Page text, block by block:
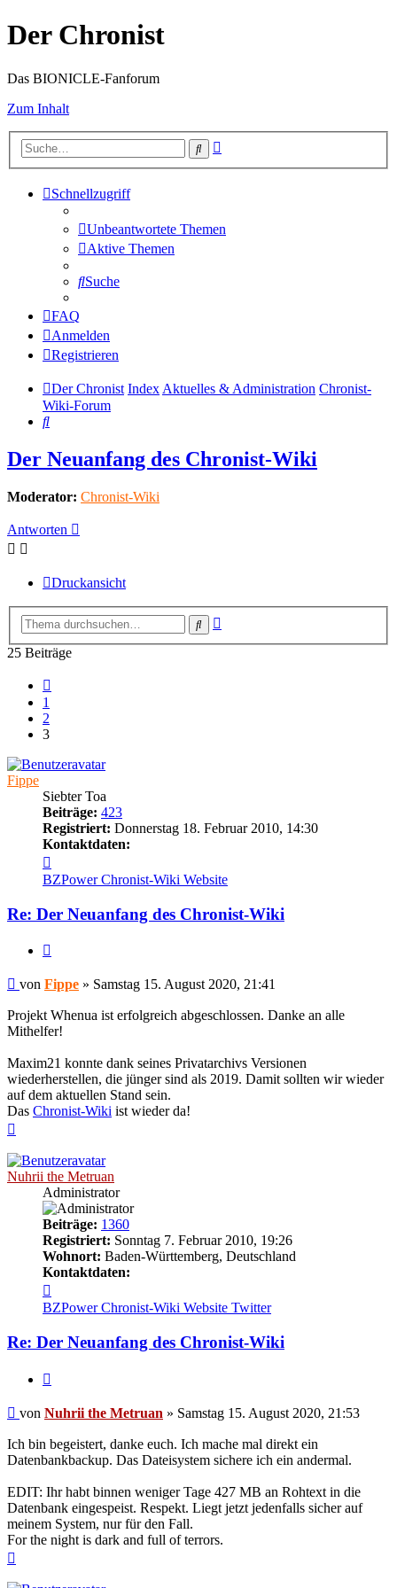
Der Chronist
Das BIONICLE-Fanforum
Zum Inhalt
Suche
Schnellzugriff
Unbeantwortete Themen
Aktive Themen
Suche
FAQ
Anmelden
Registrieren
Der Chronist IndexAktuelles & Administration Chronist-
Wiki-Forum
Suche
Der Neuanfang des Chronist-Wiki
Moderator: Chronist-Wiki
Antworten
Druckansicht
Suche
25 Beiträge
1
2
3
Fippe
Siebter Toa
Beiträge: 423
Registriert: Donnerstag 18. Februar 2010, 14:30
Kontaktdaten:
von
Fippe
BZPower Chronist-Wiki Website
Re: Der Neuanfang des Chronist-Wiki
Beitrag
von Fippe » Samstag 15. August 2020, 21:41
Projekt Whenua ist erfolgreich abgeschlossen. Danke an alle
Mithelfer!
Maxim21 konnte dank seines Privatarchivs Versionen
wiederherstellen, die jünger sind als 2019. Damit sollten wir wieder
auf dem aktuellen Stand sein.
Das Chronist-Wiki ist wieder da!
Nuhrii the Metruan
Administrator
Beiträge: 1360
Registriert: Sonntag 7. Februar 2010, 19:26
Wohnort: Baden-Württemberg, Deutschland
Kontaktdaten:
von
Nuhrii
Metruan
BZPower Chronist-Wiki Website Twitter
Re: Der Neuanfang des Chronist-Wiki
Beitrag
von Nuhrii the Metruan » Samstag 15. August 2020, 21:53
Ich bin begeistert, danke euch. Ich mache mal direkt ein
Datenbankbackup. Das Dateisystem sichere ich ein andermal.
EDIT: Ihr habt binnen weniger Tage 427 MB an Rohtext in die
Datenbank eingespeist. Respekt. Liegt jetzt jedenfalls sicher auf
meinem System, nur für den Fall.
For the night is dark and full of terrors.